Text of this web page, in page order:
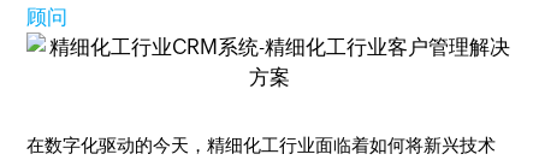
顾问
在数字化驱动的今天，精细化工行业面临着如何将新兴技术